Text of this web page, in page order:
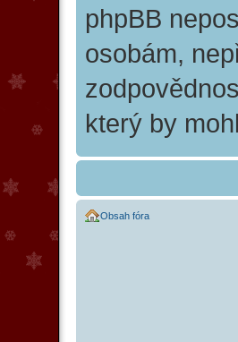
phpBB
osobám,
který by
Obsah fóra